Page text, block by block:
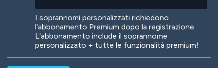
I soprannomi personalizzati richiedono
l'abbonamento Premium dopo la registrazione.
L'abbonamento include il soprannome
personalizzato + tutte le funzionalità premium!